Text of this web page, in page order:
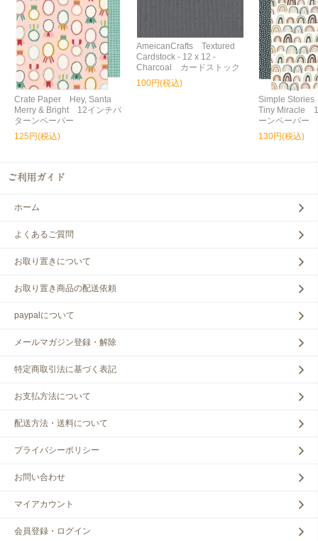
Crate Paper Hey, Santa
Merry & Bright 12インチパ
ターンペーパー
125円(税込)
AmeicanCrafts Textured
Cardstock - 12 x 12 -
Charcoal カードストック
100円(税込)
Simple
Tiny Miracle
ーンペーパー
130円(税込)
ホーム
よくあるご質問
お取り置きについて
お取り置き商品の配送依頼
paypalについて
メールマガジン登録・解除
特定商取引法に基づく表記
お支払方法について
配送方法・送料について
プライバシーポリシー
お問い合わせ
マイアカウント
会員登録・ログイン